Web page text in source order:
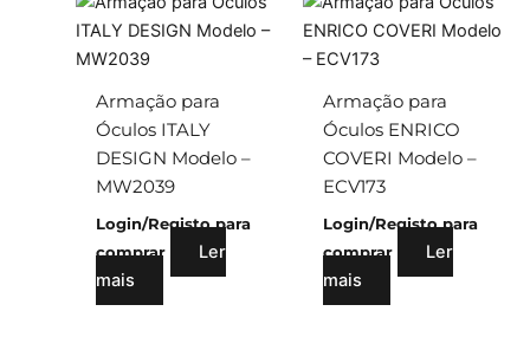
Armação para
Óculos ITALY
DESIGN Modelo –
MW2039
Login/Registo para
comprar
Ler
mais
Armação para
Óculos ENRICO
COVERI Modelo –
ECV173
Login/Registo para
comprar
Ler
mais